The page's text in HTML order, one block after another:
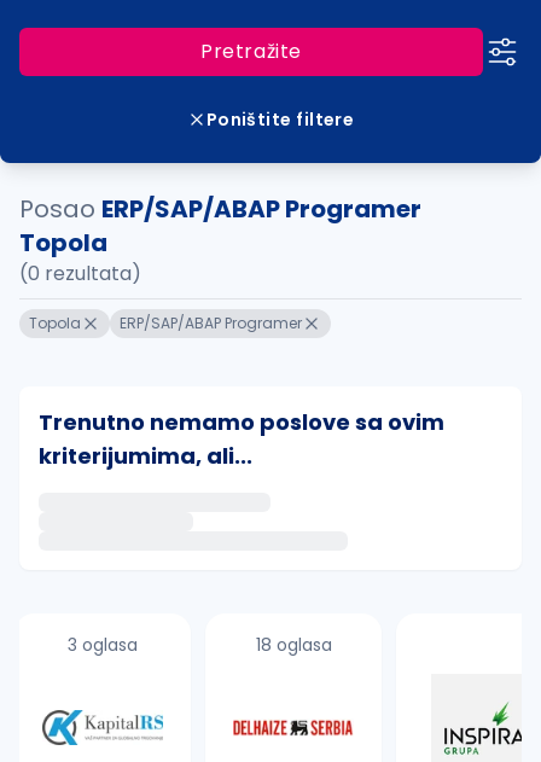
Pretražite
Poništite filtere
Posao ERP/SAP/ABAP Programer
Topola
(0 rezultata)
Topola ERP/SAP/ABAP Programer
Trenutno nemamo poslove sa ovim
kriterijumima, ali...
proverite pravopisne greške (koristite č, ć, š, đ,
3 oglasa 18 oglasa